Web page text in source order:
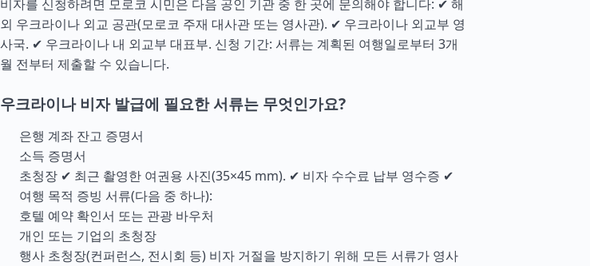
비자를 신청하려면 모로코 시민은 다음 공인 기관 중 한 곳에 문의해야 합니다: ✔ 해
외 우크라이나 외교 공관(모로코 주재 대사관 또는 영사관). ✔ 우크라이나 외교부 영
사국. ✔ 우크라이나 내 외교부 대표부. 신청 기간: 서류는 계획된 여행일로부터 3개
월 전부터 제출할 수 있습니다.
우크라이나 비자 발급에 필요한 서류는 무엇인가요?
은행 계좌 잔고 증명서
소득 증명서
초청장 ✔ 최근 촬영한 여권용 사진(35×45 mm). ✔ 비자 수수료 납부 영수증 ✔
여행 목적 증빙 서류(다음 중 하나):
호텔 예약 확인서 또는 관광 바우처
개인 또는 기업의 초청장
행사 초청장(컨퍼런스, 전시회 등) 비자 거절을 방지하기 위해 모든 서류가 영사